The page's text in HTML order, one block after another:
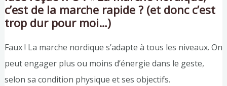
c’est de la marche rapide ? (et donc c’est
trop dur pour moi…)
Faux ! La marche nordique s’adapte à tous les niveaux. On
peut engager plus ou moins d’énergie dans le geste,
selon sa condition physique et ses objectifs.